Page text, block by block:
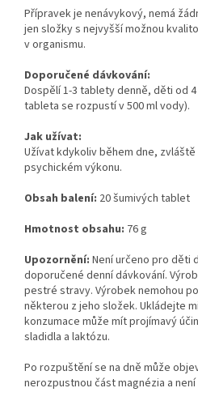
Přípravek je nenávykový, nemá
jen složky s nejvyšší možnou
v organismu.
Doporučené dávkování:
Dospělí 1-3 tablety denně, děti od
tableta se rozpustí v 500 ml vody).
Jak užívat:
Užívat kdykoliv během dne,
psychickém výkonu.
Obsah balení: 20 šumivých tablet
Hmotnost obsahu: 76 g
Upozornění: Není určeno pro děti
doporučené denní dávkování.
pestré stravy. Výrobek nemohou
některou z jeho složek. Ukládejte
konzumace může mít projímavý
sladidla a laktózu.
Po rozpuštění se na dně může
nerozpustnou část magnézia a není